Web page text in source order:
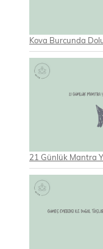
Kova Burcunda
21 Günlük Mantra